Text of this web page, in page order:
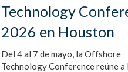
Technology
2026 en Houston
Del 4 al 7 de mayo, la Offshore
Technology Conference reúne a